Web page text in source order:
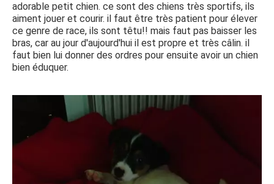
adorable petit chien. ce sont des chiens très sportifs, ils
aiment jouer et courir. il faut être très patient pour élever
ce genre de race, ils sont têtu!! mais faut pas baisser les
bras, car au jour d'aujourd'hui il est propre et très câlin. il
faut bien lui donner des ordres pour ensuite avoir un chien
bien éduquer.